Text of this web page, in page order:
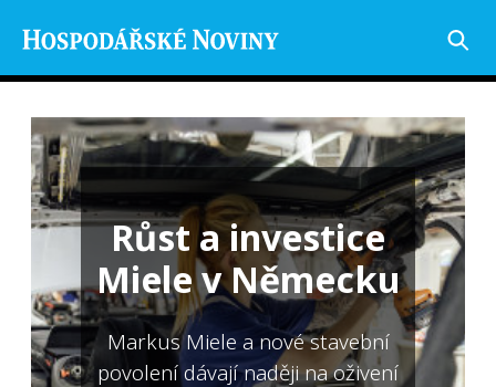
Růst a investice
Miele v Německu
Markus Miele a nové stavební
povolení dávají naději na oživení